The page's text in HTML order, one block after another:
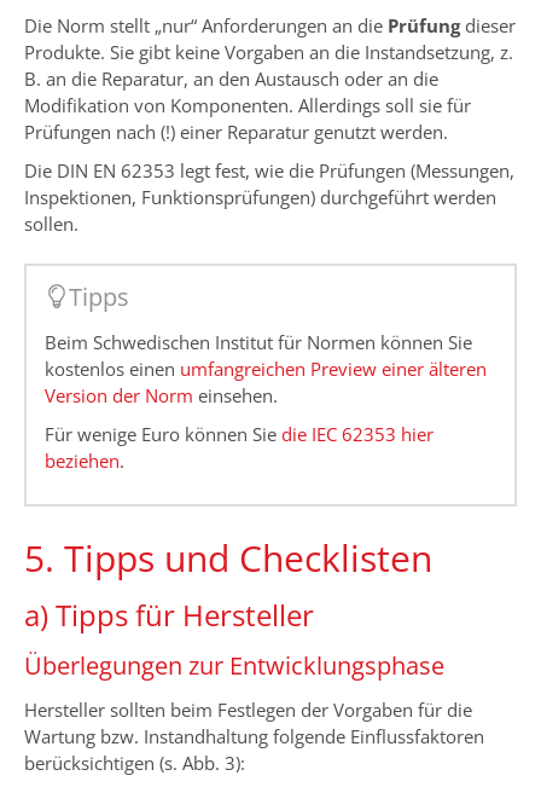
Die Norm stellt „nur“ Anforderungen an die Prüfungdieser
Produkte. Sie gibt keine Vorgaben an die Instandsetzung, z.
B. an die Reparatur, an den Austausch oder an die
Modifikation von Komponenten. Allerdings soll sie für
Prüfungen nach (!) einer Reparatur genutzt werden.
Die DIN EN 62353 legt fest, wie die Prüfungen (Messungen,
Inspektionen, Funktionsprüfungen) durchgeführt werden
sollen.
Tipps
Beim Schwedischen Institut für Normen können Sie
kostenlos einen umfangreichen Preview einer älteren
Version der Norm einsehen.
Für wenige Euro können Sie die IEC 62353 hier
beziehen.
5. Tipps und Checklisten
a) Tipps für Hersteller
Überlegungen zur Entwicklungsphase
Hersteller sollten beim Festlegen der Vorgaben für die
Wartung bzw. Instandhaltung folgende Einflussfaktoren
berücksichtigen (s. Abb. 3):